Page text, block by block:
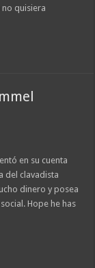
quisiera
en su cuenta
del clavadista
dinero y posea
Hope he has